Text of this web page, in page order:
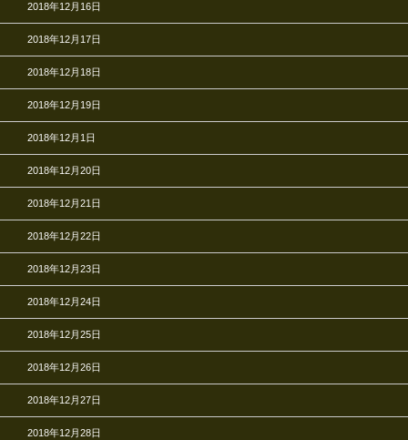
2018年12月16日
2018年12月17日
2018年12月18日
2018年12月19日
2018年12月1日
2018年12月20日
2018年12月21日
2018年12月22日
2018年12月23日
2018年12月24日
2018年12月25日
2018年12月26日
2018年12月27日
2018年12月28日